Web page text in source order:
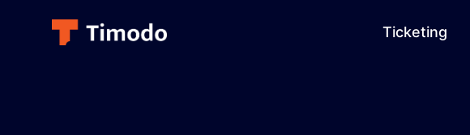
Ticketing